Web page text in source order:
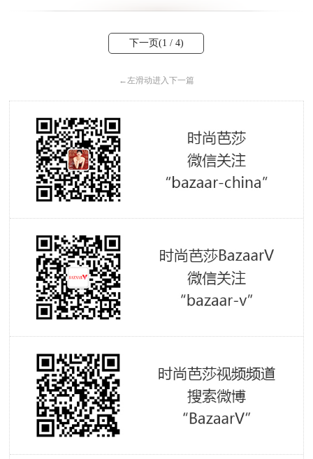
下一页(1 / 4)
←左滑动进入下一篇